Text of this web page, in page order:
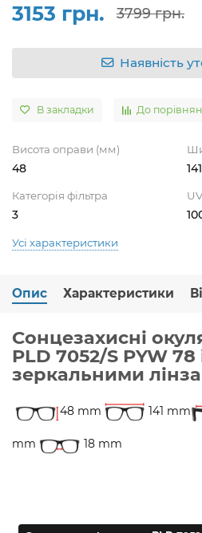
3153 грн. 3799 грн.
Наявність
В закладки До
Висота оправи (мм)
48 141
Категорія фільтра
3
Усі характеристики
Опис Характеристики
Сонцезахисні
PLD 7052/S PYW 78
зеркальними
48 mm 141 mm
mm 18 mm